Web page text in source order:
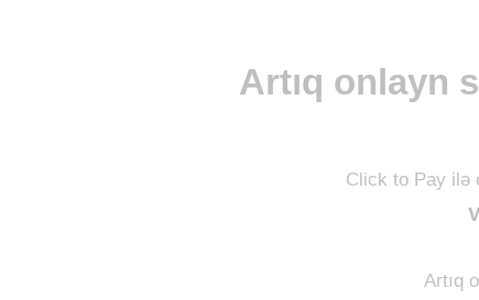
Artıq onlayn
Click to Pay ilə
Artıq